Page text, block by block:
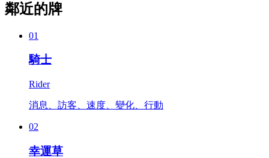
鄰近的牌
01
騎士
Rider
消息、訪客、速度、變化、行動
02
幸運草